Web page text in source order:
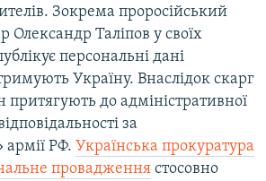
Зокрема проросійський
Олександр Таліпов у своїх
персональні дані
Україну. Внаслідок скарг
притягують до адміністративної
за
армії РФ. Українська прокуратура
провадження стосовно